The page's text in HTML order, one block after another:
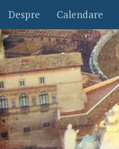
Skip to content
Despre Calendare